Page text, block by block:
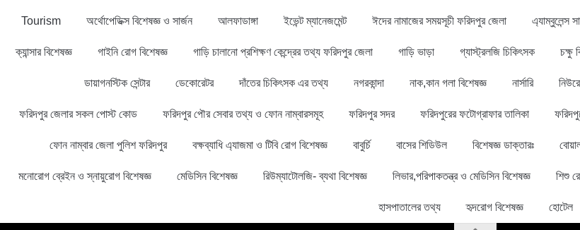
Tourism অর্থোপেডিক্স বিশেষজ্ঞ ও সার্জন আলফাডাঙ্গা ইভেন্ট ম্যানেজমেন্ট ঈদের নামাজের সময়সূচী ফরিদপুর জেলা এ্যাম্বুলেন্স
ক্যান্সার বিশেষজ্ঞ গাইনি রোগ বিশেষজ্ঞ গাড়ি চালানো প্রশিক্ষণ কেন্দ্রের তথ্য ফরিদপুর জেলা গাড়ি ভাড়া গ্যাস্ট্রলজি চিকিৎসক চক্ষু
ডায়াগনস্টিক সেন্টার ডেকোরেটর দাঁতের চিকিৎসক এর তথ্য নগরকান্দা নাক,কান গলা বিশেষজ্ঞ নার্সারি
ফরিদপুর জেলার সকল পোস্ট কোড ফরিদপুর পৌর সেবার তথ্য ও ফোন নাম্বারসমূহ ফরিদপুর সদর ফরিদপুরের ফটোগ্রাফার তালিকা
ফোন নাম্বার জেলা পুলিশ ফরিদপুর বক্ষব্যাধি এ্যাজমা ও টিবি রোগ বিশেষজ্ঞ বাবুর্চি বাসের শিডিউল বিশেষজ্ঞ ডাক্তারঃ
মনোরোগ ব্রেইন ও স্নায়ুরোগ বিশেষজ্ঞ মেডিসিন বিশেষজ্ঞ রিউম্যাটোলজি- ব্যথা বিশেষজ্ঞ লিভার,পরিপাকতন্ত্র ও মেডিসিন বিশেষজ্ঞ শিশু
হাসপাতালের তথ্য হৃদরোগ বিশেষজ্ঞ হোটেল